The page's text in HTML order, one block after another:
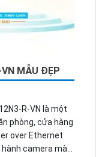
MẪU ĐẸP
R-VN là một
phòng, cửa hàng
over Ethernet
hành camera mà